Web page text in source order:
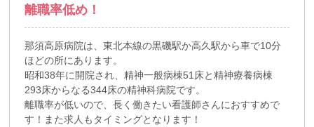
離職率低め！
那須高原病院は、東北本線の黒磯駅か高久駅から車で10分
ほどの所にあります。
昭和38年に開院され、精神一般病棟51床と精神療養病棟
293床からなる344床の精神科病院です。
離職率が低いので、長く働きたい看護師さんにおすすめで
す！また求人もタイミングとなります！